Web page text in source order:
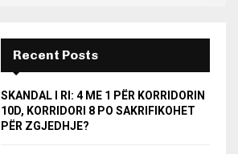
Recent Posts
SKANDAL I RI: 4 ME 1 PËR KORRIDORIN
10D, KORRIDORI 8 PO SAKRIFIKOHET
PËR ZGJEDHJE?